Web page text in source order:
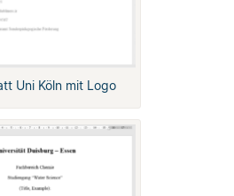
Uni Köln mit Logo